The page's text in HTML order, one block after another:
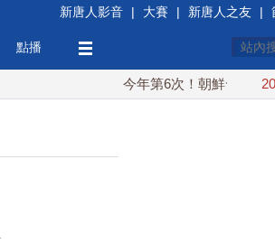
新唐人影音 | 大賽 | 新唐人之友 |
點播
今年第6次！朝鮮發射彈道導